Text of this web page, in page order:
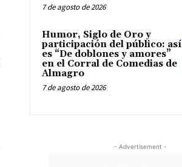
7 de agosto de 2026
Humor, Siglo de Oro y
participación del público: así
es “De doblones y amores”
en el Corral de Comedias de
Almagro
7 de agosto de 2026
- Advertisement -